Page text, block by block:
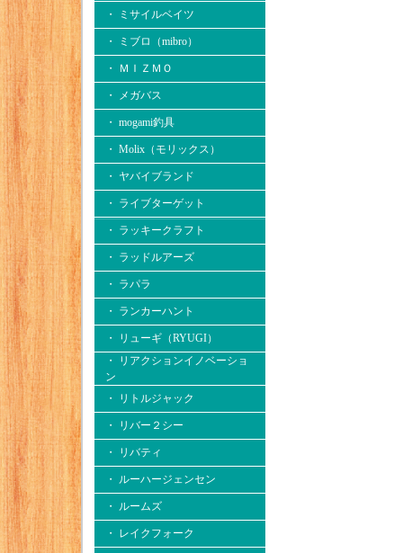
・ ミサイルベイツ
・ ミブロ（mibro）
・ ＭＩＺＭＯ
・ メガバス
・ mogami釣具
・ Molix（モリックス）
・ ヤバイブランド
・ ライブターゲット
・ ラッキークラフト
・ ラッドルアーズ
・ ラパラ
・ ランカーハント
・ リューギ（RYUGI）
・ リアクションイノベーショ
ン
・ リトルジャック
・ リバー２シー
・ リバティ
・ ルーハージェンセン
・ ルームズ
・ レイクフォーク